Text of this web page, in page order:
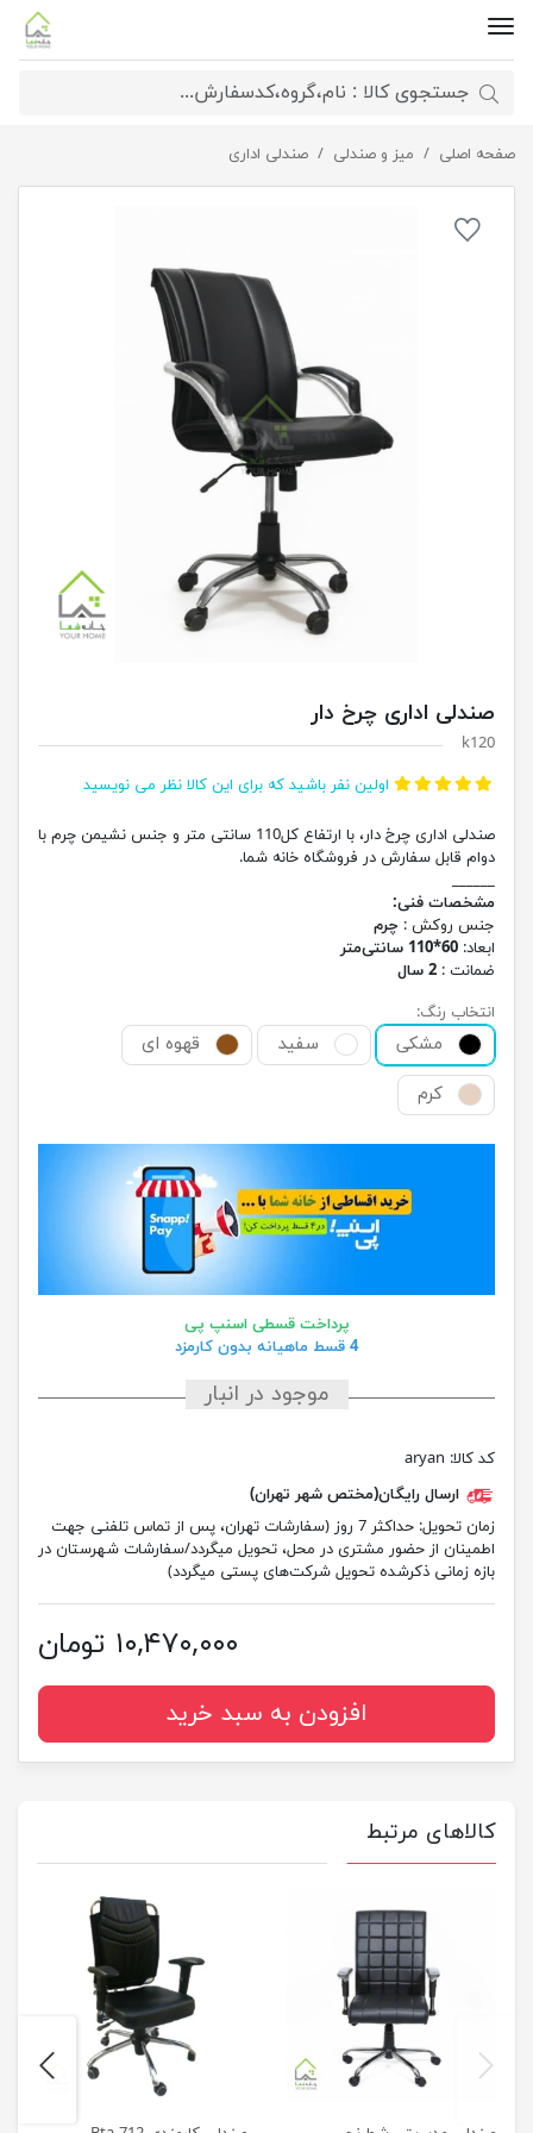
صفحه اصلی میز و صندلی صندلی اداری صندلی اداری چرخ دار
صندلی اداری چرخ دار
k120
اولین نفر باشید که برای این کالا نظر می نویسید
صندلی اداری چرخ دار، با ارتفاع کل110 سانتی متر و جنس نشیمن چرم با
دوام قابل سفارش در فروشگاه خانه شما.
______
مشخصات فنی:
جنس روکش : چرم
ابعاد: 60*110 سانتی‌متر
ضمانت : 2 سال
انتخاب رنگ:
مشکی سفید
قهوه ای
کرم
پرداخت قسطی اسنپ پی
4 قسط ماهیانه بدون کارمزد
موجود در انبار
کد کالا: aryan
ارسال رایگان(مختص شهر تهران)
زمان تحویل:
حداکثر 7 روز (سفارشات تهران، پس از تماس تلفنی جهت
اطمینان از حضور مشتری در محل، تحویل میگردد/سفارشات شهرستان در
بازه زمانی ذکرشده تحویل شرکت‌های پستی میگردد)
۱۰,۴۷۰,۰۰۰ تومان
افزودن به سبد خرید
کالاهای مرتبط
previus